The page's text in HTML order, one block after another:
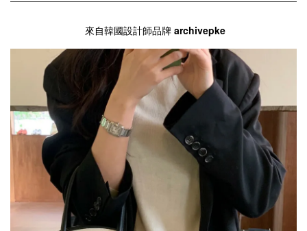
來自韓國設計師品牌 archivepke